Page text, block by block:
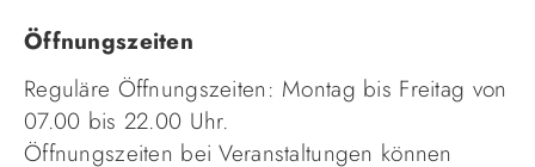
Öffnungszeiten
Reguläre Öffnungszeiten: Montag bis Freitag von
07.00 bis 22.00 Uhr.
Öffnungszeiten bei Veranstaltungen können